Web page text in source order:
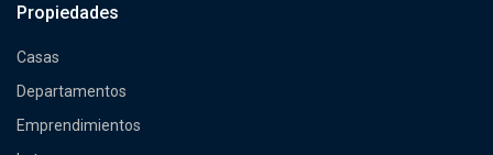
Propiedades
Casas
Departamentos
Emprendimientos